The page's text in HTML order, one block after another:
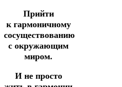
Прийти
к гармоничному
сосуществованию
с окружающим
миром.
И не просто